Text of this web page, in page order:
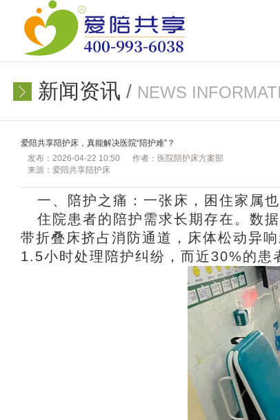
新闻资讯 / NEWS
爱陪共享陪护床，真能解决医院“陪护难”？
发布：2026-04-22 10:50
作者：医院陪护床方案部
来源：爱陪共享陪护床
一、陪护之痛：一张床，困住家属
住院患者的陪护需求长期存在。数
带折叠床挤占消防通道，床体松动异
1.5小时处理陪护纠纷，而近30%的患